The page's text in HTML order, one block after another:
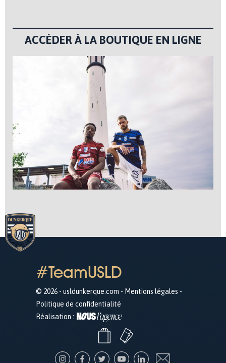
ACCÉDER À LA BOUTIQUE EN LIGNE
#TeamUSLD
© 2026 - usldunkerque.com - Mentions légales -
Politique de confidentialité
Réalisation :